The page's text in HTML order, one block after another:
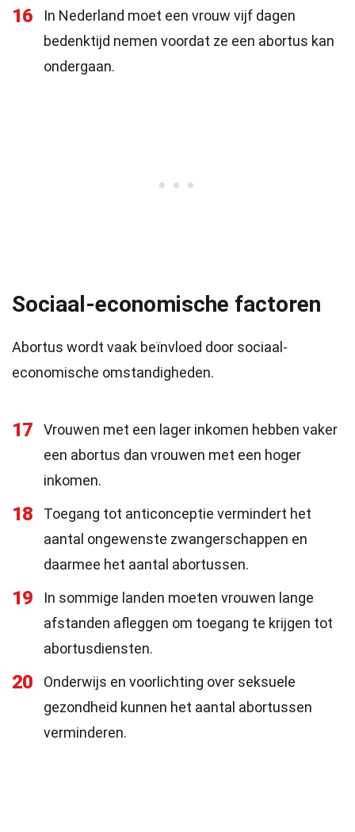
16
In Nederland moet een vrouw vijf dagen
bedenktijd nemen voordat ze een abortus kan
ondergaan.
Sociaal-economische factoren
Abortus wordt vaak beïnvloed door sociaal-
economische omstandigheden.
17
Vrouwen met een lager inkomen hebben vaker
een abortus dan vrouwen met een hoger
inkomen.
18
Toegang tot anticonceptie vermindert het
aantal ongewenste zwangerschappen en
daarmee het aantal abortussen.
19
In sommige landen moeten vrouwen lange
afstanden afleggen om toegang te krijgen tot
abortusdiensten.
20
Onderwijs en voorlichting over seksuele
gezondheid kunnen het aantal abortussen
verminderen.